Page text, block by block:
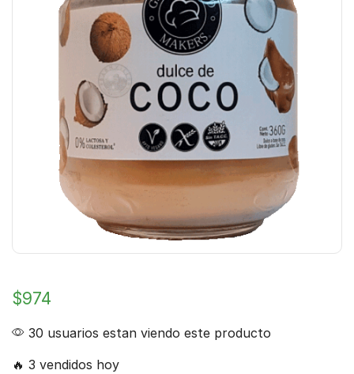
$974
30 usuarios estan viendo este producto
🔥 3 vendidos hoy